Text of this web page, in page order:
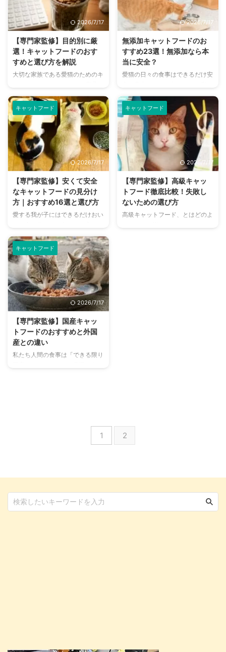
います。 適切なドライフードは
猫の年齢や体調によって変わって
きます。毎日食べるものだからこ
そ、美味しさや素材にこだわって
選んであげたいですよね。 この
記事ではドライフードの特徴や選
び方、与える時の注意点などにつ
いて解説しています。 愛猫のキ
ードの切り替えについて知りたい
方 ...
とは良質な原料を使い、かつ猫に
とって有害な添加物は一切含まれ
ていない高品質フードのこと。
ただ最近、さまざまな種類のプレ
ミアムキャットフードが販売され
ているので、どれが良いのか迷っ
てしまいますよね。 そこで今回
は、プレミアムフードの特徴や選
をご紹介します。 この記事の結
...
2026/7/17
【専門家監修】目的別に厳
選！キャットフードのおす
すめと選び方を解説
大切な家族である愛猫のためのキ
販売されていますが、それぞれど
んな種類や特徴があるのでしょう
か。 何を基準に選ぶべきなの
か、安心して食べさせてあげられ
るポイントはどこなのか、といっ
た飼い主さんの疑問にお答えしま
す。 また、愛猫がキャットフー
ドを食べてくれない理由や、キャ
解説しています。 これから猫を
お迎えしたいと考えている人はも
ちろんですが、もうすでに飼育し
ているという方にもぜひ参考にし
持に加えて、愛猫の食事タイムが
も ...
2026/7/17
無添加キャットフードのお
すすめ23選！無添加なら本
当に安全？
愛猫の日々の食事はできるだけ安
ち飼い主はそう考えています。し
かしキャットフードは多種多様に
販売されているため、実際に購入
するときは迷いますよね。 その
中でも関心の高い方が多い“無添
加のキャットフード”には、どの
ようなものがあるのでしょうか。
無添加であれば本当に良いものな
っていないのか？といった疑問に
もお答えします。知っているよう
で知らないポイントがある無添加
キャットフード。ぜひこの記事を
キャットフード
2026/7/17
【専門家監修】安くて安全
なキャットフードの見分け
方｜おすすめ16選と選び方
愛する我が子にはできるだけおい
できればコストは抑えたいという
気持ち。これらを両立した、美味
しくて栄養もあるリーズナブルな
キャットフードを選ぶにはどうし
たらいいのでしょうか。 飼い主
さんの負担を減らせて、愛猫にと
っても安心なキャットフード。長
く生きてもらうためにはどちらも
ドであればいい、というわけでは
ないので、重要なポイントをおさ
えておく必要があります。 この
記事では価格の安いフード選びの
キャットフード
2026/7/17
【専門家監修】高級キャッ
トフード徹底比較！失敗し
ないための選び方
高級キャットフード、とはどのよ
キャットフード
2026/7/17
【専門家監修】国産キャッ
トフードのおすすめと外国
産との違い
私たち人間の食事は「できる限り
け安全で安心できるキャットフー
ドを選びたいとなれば、国産キャ
ットフードを検討していくことに
ャットフードについても詳しくご
1 2